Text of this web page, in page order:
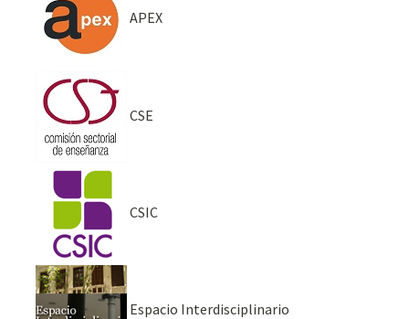
APEX
CSE
CSIC
Espacio Interdisciplinario